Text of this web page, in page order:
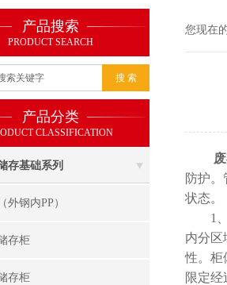
产品搜索
PRODUCT SEARCH
产品分类
CLASSIFICATION
存基础系列
外钢内PP）
存柜
存柜
您现在
防护
状态。
1、
内分区
性。柜
限定